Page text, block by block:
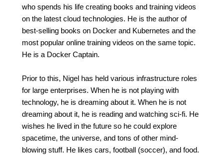
who spends his life creating books and training videos
on the latest cloud technologies. He is the author of
best-selling books on Docker and Kubernetes and the
most popular online training videos on the same topic.
He is a Docker Captain.
Prior to this, Nigel has held various infrastructure roles
for large enterprises. When he is not playing with
technology, he is dreaming about it. When he is not
dreaming about it, he is reading and watching sci-fi. He
wishes he lived in the future so he could explore
spacetime, the universe, and tons of other mind-
blowing stuff. He likes cars, football (soccer), and food.